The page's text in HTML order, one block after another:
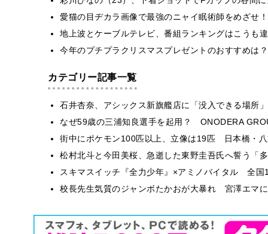
愛猫の目ヂカラ画像で最強のニャイ眠術師をめざせ！
地上波とケーブルテレビ、番組ランキングはこう
今年のプチプラクリスマスプレゼントのおすすめは？
カテゴリー記事一覧
石井杏奈、アシックス新旗艦店に「没入できる場所
なぜ59歳の三浦知良選手を起用？ ONODERA
街中にポケモン100匹以上、立像は19匹 日本橋・
松村北斗と今田美桜、急逝した東野圭吾氏へ誓う「
スキマスイッチ『全力少年』×アミノバイタル 全国
校長先生気質のジャンボたかおが大暴れ 宮澤エマ